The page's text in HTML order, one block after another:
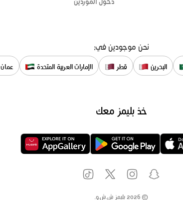
نحن موجودين في:
البحرين قطر الإمارات العربية المتحدة عمان
خذ بليمز معك
©
2026 بليمز ش.ش.و.